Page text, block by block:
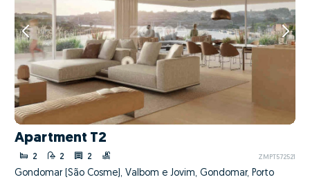
Apartment T2
2 2 2 ZMPT572521
Gondomar (São Cosme), Valbom e Jovim, Gondomar, Porto